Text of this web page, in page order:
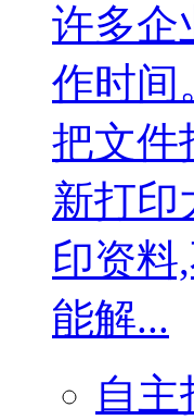
许多企
作时间
把文件
新打印
印资料
能解...
自主